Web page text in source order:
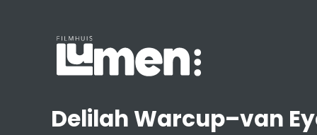
Delilah Warcup–van